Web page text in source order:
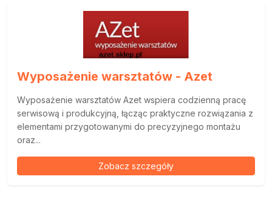
Wyposażenie warsztatów - Azet
Wyposażenie warsztatów Azet wspiera codzienną pracę
serwisową i produkcyjną, łącząc praktyczne rozwiązania z
elementami przygotowanymi do precyzyjnego montażu
oraz...
Zobacz szczegóły